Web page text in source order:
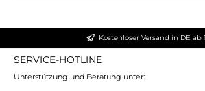
Kostenloser Versand in DE ab
SERVICE-HOTLINE
Unterstützung und Beratung unter: